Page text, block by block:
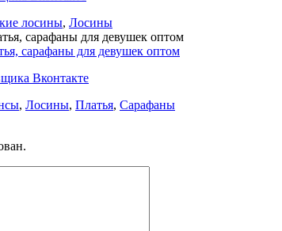
лосины, Лосины
сарафаны для девушек оптом
Вконтакте
, Лосины, Платья, Сарафаны